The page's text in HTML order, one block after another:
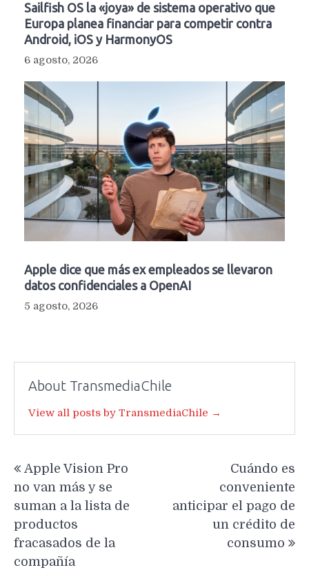
Sailfish OS la «joya» de sistema operativo que
Europa planea financiar para competir contra
Android, iOS y HarmonyOS
6 agosto, 2026
Apple dice que más ex empleados se llevaron
datos confidenciales a OpenAI
5 agosto, 2026
About TransmediaChile
View all posts by TransmediaChile →
de
entradas
Apple Vision Pro
no van más y se
suman a la lista de
productos
fracasados de la
compañía
Cuándo es
conveniente
anticipar el pago de
un crédito de
consumo